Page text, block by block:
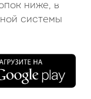
ниже, в
системы